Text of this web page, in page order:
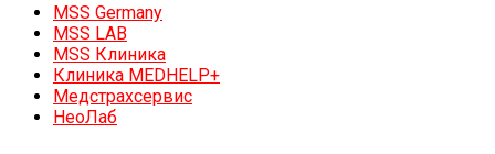
MSS Germany
MSS LAB
MSS Клиника
Клиника MEDHELP+
Медстрахсервис
НеоЛаб